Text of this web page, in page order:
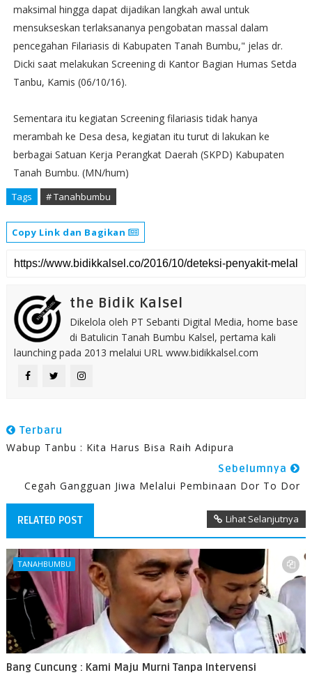
maksimal hingga dapat dijadikan langkah awal untuk
mensukseskan terlaksananya pengobatan massal dalam
pencegahan Filariasis di Kabupaten Tanah Bumbu," jelas dr.
Dicki saat melakukan Screening di Kantor Bagian Humas Setda
Tanbu, Kamis (06/10/16).‬
Sementara itu kegiatan Screening filariasis tidak hanya
merambah ke Desa desa, kegiatan itu turut di lakukan ke
berbagai Satuan Kerja Perangkat Daerah (SKPD) Kabupaten
Tanah Bumbu. (MN/hum)
Tags # Tanahbumbu
Copy Link dan Bagikan
the Bidik Kalsel
Dikelola oleh PT Sebanti Digital Media, home base
di Batulicin Tanah Bumbu Kalsel, pertama kali
launching pada 2013 melalui URL www.bidikkalsel.com
Terbaru
Wabup Tanbu : Kita Harus Bisa Raih Adipura
Sebelumnya
Cegah Gangguan Jiwa Melalui Pembinaan Dor To Dor
RELATED POST Lihat Selanjutnya
TANAHBUMBU
Bang Cuncung : Kami Maju Murni Tanpa Intervensi